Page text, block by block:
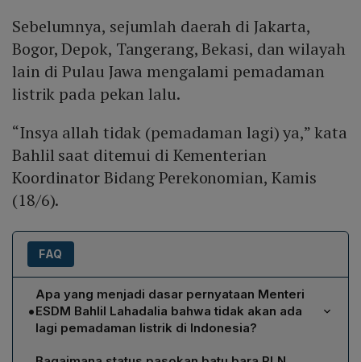
Sebelumnya, sejumlah daerah di Jakarta,
Bogor, Depok, Tangerang, Bekasi, dan wilayah
lain di Pulau Jawa mengalami pemadaman
listrik pada pekan lalu.
“Insya allah tidak (pemadaman lagi) ya,” kata
Bahlil saat ditemui di Kementerian
Koordinator Bidang Perekonomian, Kamis
(18/6).
FAQ
•
Apa yang menjadi dasar pernyataan Menteri
ESDM Bahlil Lahadalia bahwa tidak akan ada
lagi pemadaman listrik di Indonesia?
Bahlil menegaskan bahwa secara umum PLN tidak lagi